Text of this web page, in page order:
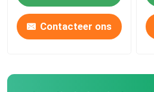
Contacteer ons